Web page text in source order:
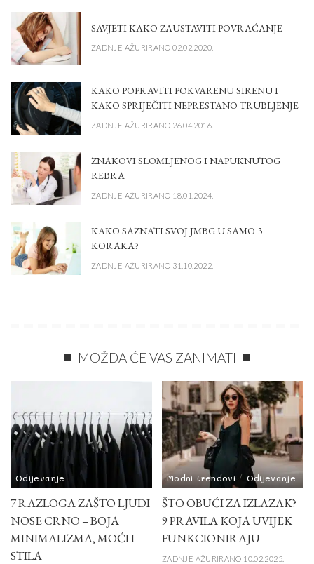
SAVJETI KAKO ZAUSTAVITI POVRAĆANJE
ZADNJE AŽURIRANO 02.02.2020.
KAKO POPRAVITI POKVARENU SIRENU I
KAKO SPRIJEČITI NEPRESTANO TRUBLJENJE
ZADNJE AŽURIRANO 26.04.2016.
ZNAKOVI SLOMLJENOG I NAPUKNUTOG
REBRA
ZADNJE AŽURIRANO 18.01.2024.
KAKO SAZNATI SVOJ JMBG U SAMO 3
KORAKA?
ZADNJE AŽURIRANO 31.10.2022.
MOŽDA ĆE VAS ZANIMATI
Odijevanje
7 RAZLOGA ZAŠTO LJUDI
NOSE CRNO – BOJA
MINIMALIZMA, MOĆI I
STILA
Modni trendovi Odijevanje
ŠTO OBUĆI ZA IZLAZAK?
9 PRAVILA KOJA UVIJEK
FUNKCIONIRAJU
ZADNJE AŽURIRANO 10.02.2025.